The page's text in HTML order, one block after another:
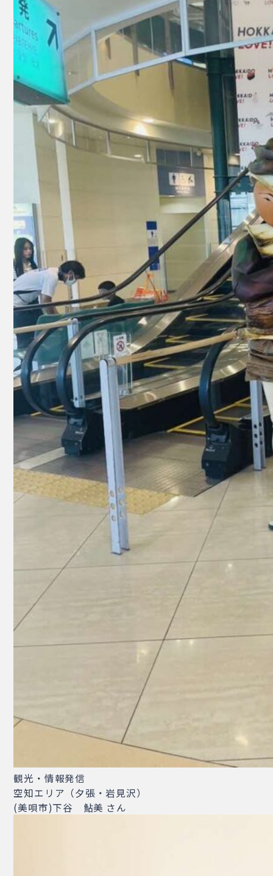
観光・情報発信
空知エリア（夕張・岩見沢）
(美唄市)下谷 鮎美 さん